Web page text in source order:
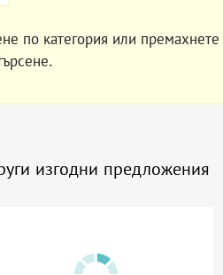
по категория или
изгодни предложения